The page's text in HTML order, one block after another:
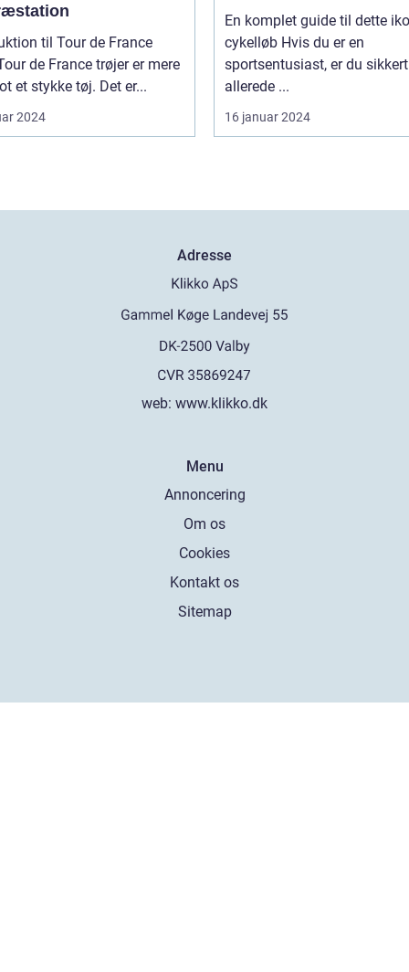
til Tour de France
et stykke tøj. Det er...
2024
En komplet guide til dette
cykelløb Hvis du er en
sportsentusiast, er du sikkert
allerede ...
16 januar 2024
Adresse
web: www.klikko.dk
Menu
Annoncering
Om os
Cookies
Kontakt os
Sitemap